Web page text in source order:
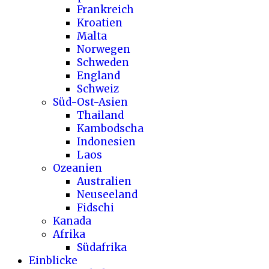
Frankreich
Kroatien
Malta
Norwegen
Schweden
England
Schweiz
Süd-Ost-Asien
Thailand
Kambodscha
Indonesien
Laos
Ozeanien
Australien
Neuseeland
Fidschi
Kanada
Afrika
Südafrika
Einblicke